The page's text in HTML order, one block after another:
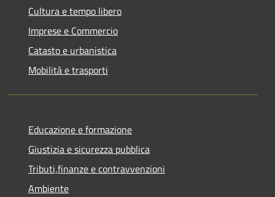
Cultura e tempo libero
Imprese e Commercio
Catasto e urbanistica
Mobilità e trasporti
Educazione e formazione
Giustizia e sicurezza pubblica
Tributi,finanze e contravvenzioni
Ambiente